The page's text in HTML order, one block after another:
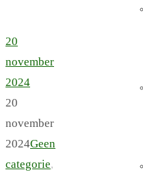
20
november
2024
20
november
2024Geen
categorie,